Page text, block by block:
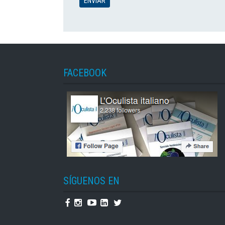
FACEBOOK
SÍGUENOS EN
Facebook
Instagram
YoutubeLinkedin
Twitter